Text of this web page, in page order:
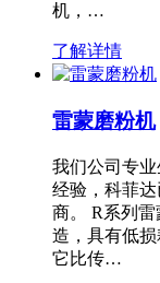
机，…
了解详情
雷蒙磨粉机
我们公司专
经验，科菲
商。 R系列
造，具有低
它比传…